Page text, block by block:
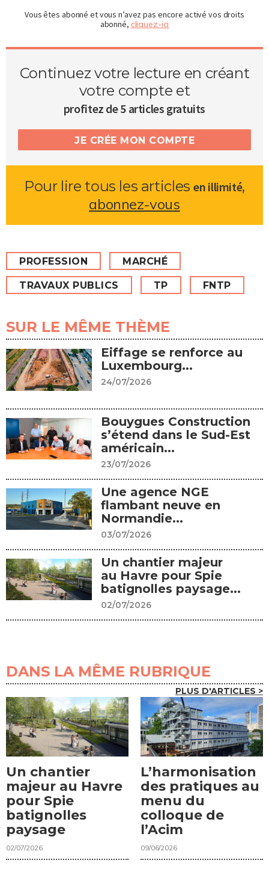
Vous êtes abonné et vous n’avez pas encore activé vos droits
abonné, cliquez-ici
Continuez votre lecture en créant
votre compte et
profitez de 5 articles gratuits
JE CRÉE MON COMPTE
Pour lire tous les articlesen illimité,
abonnez-vous
PROFESSION MARCHÉ
TRAVAUX PUBLICS TP FNTP
SUR LE MÊME THÈME
Eiffage se renforce au
Luxembourg...
24/07/2026
Bouygues Construction
s’étend dans le Sud-Est
américain...
23/07/2026
Une agence NGE
flambant neuve en
Normandie...
03/07/2026
Un chantier majeur
au Havre pour Spie
batignolles paysage...
02/07/2026
DANS LA MÊME RUBRIQUE
PLUS D'ARTICLES >
Un chantier
majeur au Havre
pour Spie
batignolles
paysage
02/07/2026
L’harmonisation
des pratiques au
menu du
colloque de
l’Acim
09/06/2026